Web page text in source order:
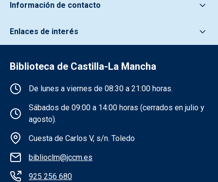
Información de contacto
Enlaces de interés
Biblioteca de Castilla-La Mancha
Información de la institución
De lunes a viernes de 08:30 a 21:00 horas.
Sábados de 09:00 a 14:00 horas (cerrados en julio y
agosto).
Cuesta de Carlos V, s/n. Toledo
biblioclm@jccm.es
925 256 680